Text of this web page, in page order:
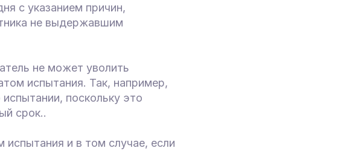
с указанием причин,
не выдержавшим
не может уволить
испытания. Так, например,
поскольку это
срок..
испытания и в том случае, если